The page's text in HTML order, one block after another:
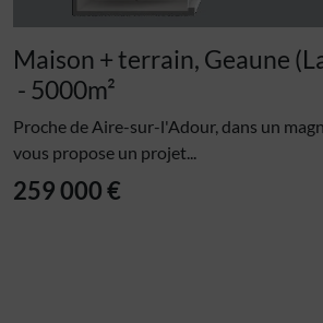
Maison + terrain, Geaune
- 5000m²
Proche de Aire-sur-l'Adour, dans un
vous propose un projet...
259 000 €